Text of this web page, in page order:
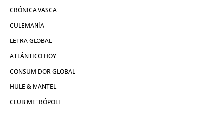
CRÓNICA VASCA
CULEMANÍA
LETRA GLOBAL
ATLÁNTICO HOY
CONSUMIDOR GLOBAL
HULE & MANTEL
CLUB METRÓPOLI